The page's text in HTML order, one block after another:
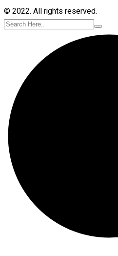
© 2022. All rights reserved.